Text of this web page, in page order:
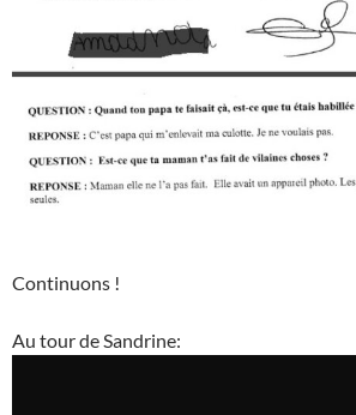
Continuons !
Au tour de Sandrine: